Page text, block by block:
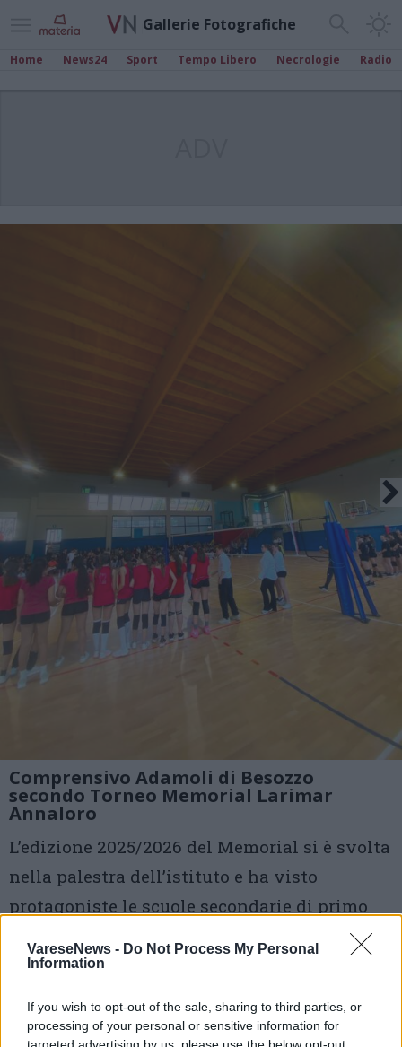
VareseNews - Do Not Process My Personal
Information
If you wish to opt-out of the sale, sharing to third parties, or
processing of your personal or sensitive information for
Gallerie Fotografiche
Home News24 Sport Tempo Libero Necrologie Radio
Comprensivo Adamoli di Besozzo
secondo Torneo Memorial Larimar
Annaloro
L’edizione 2025/2026 del Memorial si è svolta
nella palestra dell’istituto e ha visto
protagoniste le scuole secondarie di primo
grado “Adamoli” di Besozzo e “Macchi” di
Brebbia, impegnate in un coinvolgente
della correttezza e dell’amicizia.